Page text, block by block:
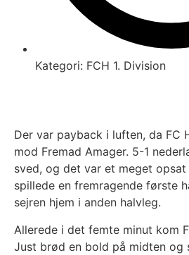
Kategori: FCH 1. Division
Der var payback i luften, da FC
mod Fremad Amager. 5-1
sved, og det var et meget
spillede en fremragende første
sejren hjem i anden halvleg.
Allerede i det femte minut kom
Just brød en bold på midten og